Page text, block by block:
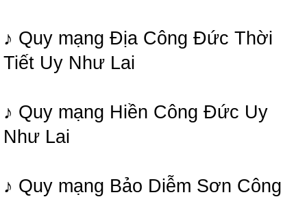
♪ Quy mạng Địa Công Đức Thời
Tiết Uy Như Lai
♪ Quy mạng Hiền Công Đức Uy
Như Lai
♪ Quy mạng Bảo Diễm Sơn Công